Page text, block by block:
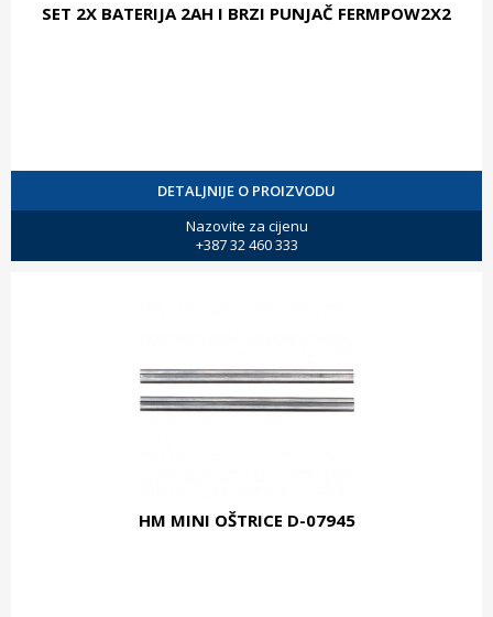
SET 2X BATERIJA 2AH I BRZI PUNJAČ FERMPOW2X2
DETALJNIJE O PROIZVODU
Nazovite za cijenu
+387 32 460 333
HM MINI OŠTRICE D-07945